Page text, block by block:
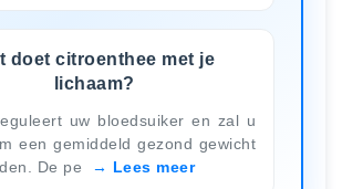
doet citroenthee met je
lichaam?
uw bloedsuiker en zal u
een gemiddeld gezond gewicht
De pe
Lees meer